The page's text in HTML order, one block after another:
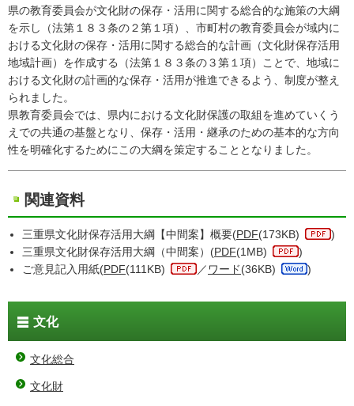
県の教育委員会が文化財の保存・活用に関する総合的な施策の大綱
を示し（法第１８３条の２第１項）、市町村の教育委員会が域内に
おける文化財の保存・活用に関する総合的な計画（文化財保存活用
地域計画）を作成する（法第１８３条の３第１項）ことで、地域に
おける文化財の計画的な保存・活用が推進できるよう、制度が整え
られました。
県教育委員会では、県内における文化財保護の取組を進めていくう
えでの共通の基盤となり、保存・活用・継承のための基本的な方向
性を明確化するためにこの大綱を策定することとなりました。
関連資料
三重県文化財保存活用大綱【中間案】概要(PDF(173KB)
)
三重県文化財保存活用大綱（中間案）(PDF(1MB)
)
ご意見記入用紙(PDF(111KB) ／ ワード(36KB) )
文化
文化総合
文化財